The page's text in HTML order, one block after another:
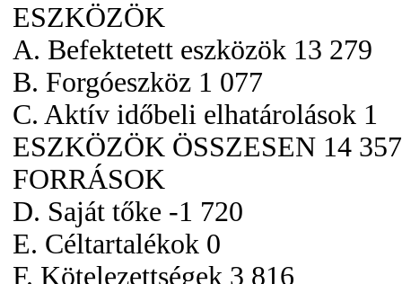
ESZKÖZÖK
A. Befektetett eszközök 13 279
B. Forgóeszköz 1 077
C. Aktív időbeli elhatárolások 1
ESZKÖZÖK ÖSSZESEN 14 357
FORRÁSOK
D. Saját tőke -1 720
E. Céltartalékok 0
F. Kötelezettségek 3 816